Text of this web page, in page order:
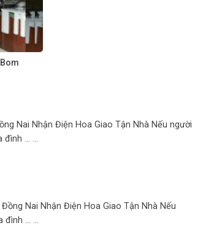
Nai Nhận Điện Hoa Giao Tận Nhà Nếu người
... ...
Nai Nhận Điện Hoa Giao Tận Nhà Nếu
... ...